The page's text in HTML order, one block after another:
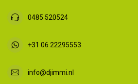
0485 520524
+31 06 22295553
info@djimmi.nl